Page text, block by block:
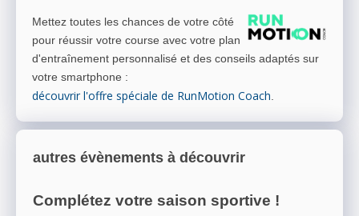
Mettez toutes les chances de votre côté
pour réussir votre course avec votre plan
d'entraînement personnalisé et des conseils adaptés sur
votre smartphone :
découvrir l'offre spéciale de RunMotion Coach.
autres évènements à découvrir
Complétez votre saison sportive !